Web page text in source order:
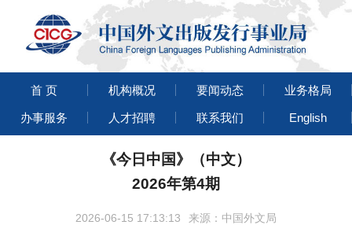
首 页 机构概况 要闻动态 业务格局
办事服务 人才招聘 联系我们 English
《今日中国》（中文）
2026年第4期
2026-06-15 17:13:13 来源：中国外文局